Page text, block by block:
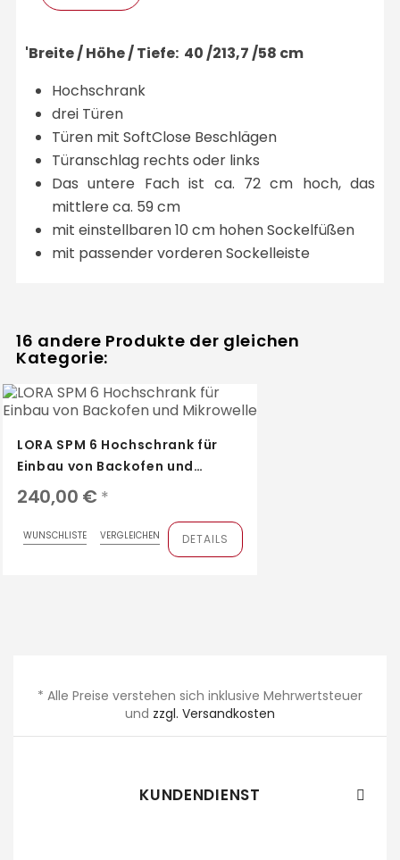
'Breite / Höhe / Tiefe: 40 /213,7 /58 cm
Hochschrank
drei Türen
Türen mit SoftClose Beschlägen
Türanschlag rechts oder links
Das untere Fach ist ca. 72 cm hoch, das
mittlere ca. 59 cm
mit einstellbaren 10 cm hohen Sockelfüßen
mit passender vorderen Sockelleiste
16 andere Produkte der gleichen
Kategorie:
LORA SPM 6 Hochschrank für
Einbau von Backofen und
Mikrowelle
240,00 € *
WUNSCHLISTE VERGLEICHEN DETAILS
* Alle Preise verstehen sich inklusive Mehrwertsteuer
und zzgl. Versandkosten
KUNDENDIENST 